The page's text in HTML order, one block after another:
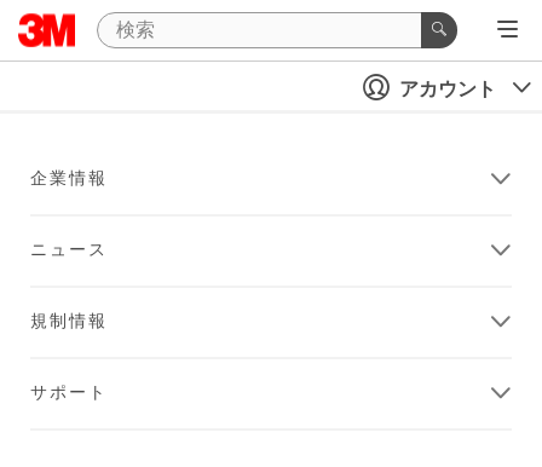
アカウント
企業情報
ニュース
規制情報
サポート